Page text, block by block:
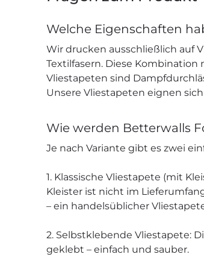
Welche Eigenschaften
Wir drucken ausschließlich auf
Textilfasern. Diese
Vliestapeten sind
Unsere Vliestapeten eignen
Wie werden Betterwalls
Je nach Variante gibt es zwei
1. Klassische Vliestapete (mit
Kleister ist nicht im
– ein handelsüblicher
2. Selbstklebende Vliestapete:
geklebt – einfach und sauber.